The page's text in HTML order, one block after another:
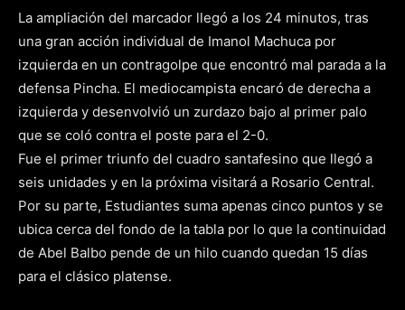
La ampliación del marcador llegó a los 24 minutos, tras
una gran acción individual de Imanol Machuca por
izquierda en un contragolpe que encontró mal parada a la
defensa Pincha. El mediocampista encaró de derecha a
izquierda y desenvolvió un zurdazo bajo al primer palo
que se coló contra el poste para el 2-0.
Fue el primer triunfo del cuadro santafesino que llegó a
seis unidades y en la próxima visitará a Rosario Central.
Por su parte, Estudiantes suma apenas cinco puntos y se
ubica cerca del fondo de la tabla por lo que la continuidad
de Abel Balbo pende de un hilo cuando quedan 15 días
para el clásico platense.